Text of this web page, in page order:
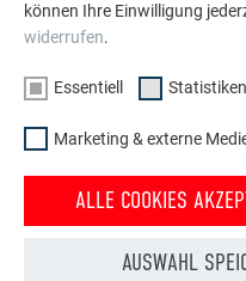
können Ihre Einwilligung
widerrufen.
Essentiell
Marketing & externe
ALLE COOKIES
AUSWAHL